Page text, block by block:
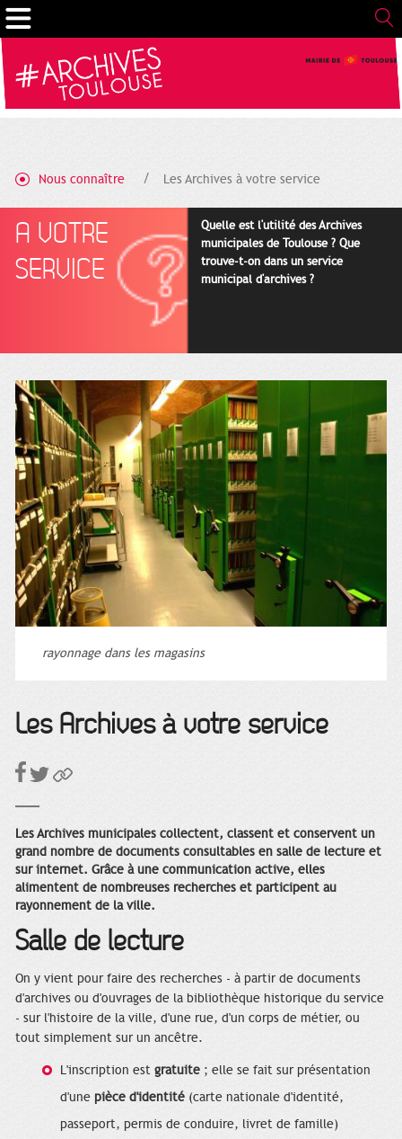
Nous connaître Les Archives à votre service
A VOTRE
SERVICE
Quelle est l'utilité des Archives
municipales de Toulouse ? Que
trouve-t-on dans un service
municipal d'archives ?
rayonnage dans les magasins
Les Archives à votre service
Les Archives municipales collectent, classent et conservent un
grand nombre de documents consultables en salle de lecture et
sur internet. Grâce à une communication active, elles
alimentent de nombreuses recherches et participent au
rayonnement de la ville.
Salle de lecture
On y vient pour faire des recherches - à partir de documents
d'archives ou d'ouvrages de la bibliothèque historique du service
- sur l'histoire de la ville, d'une rue, d'un corps de métier, ou
tout simplement sur un ancêtre.
L'inscription est gratuite ; elle se fait sur présentation
d'une pièce d'identité (carte nationale d'identité,
passeport, permis de conduire, livret de famille)
Gestion de vos préférences sur les cookies